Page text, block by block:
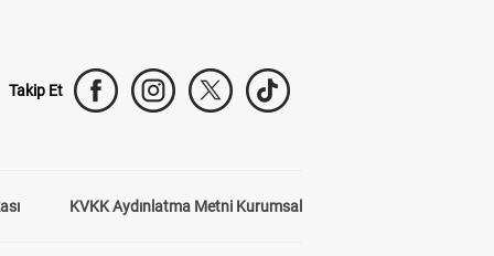
Takip Et
KVKK Aydınlatma Metni Kurumsal